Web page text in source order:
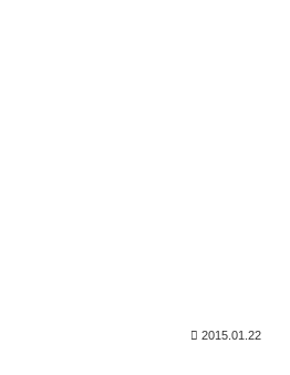
2015.01.22